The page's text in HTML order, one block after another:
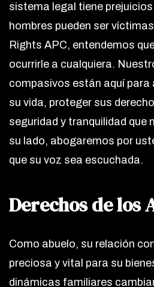
sistema legal tiene
hombres pueden ser
Rights APC, entendemos
ocurrirle a cualquiera.
compasivos están aquí para
su vida, proteger sus
seguridad y tranquilidad que
su lado, abogaremos por
que su voz sea escuchada.
Derechos de los
Como abuelo, su relación
preciosa y vital para su
dinámicas familiares